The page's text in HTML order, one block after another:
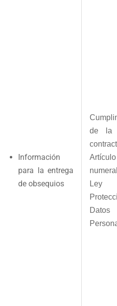
Información
para la entrega
de obsequios
de la
Datos